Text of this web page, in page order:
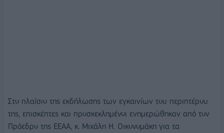
Στο πλαίσιο της εκδήλωσης των εγκαινίων του περιπτέρου
της, επισκέπτες και προσκεκλημένοι ενημερώθηκαν από τον
Πρόεδρο της ΕΕΑΑ, κ. Μιχάλη Η. Οικονομάκη για τα